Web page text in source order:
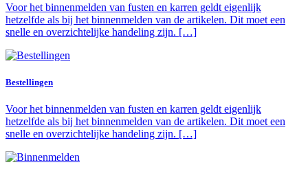
Voor het binnenmelden van fusten en karren geldt eigenlijk
hetzelfde als bij het binnenmelden van de artikelen. Dit moet een
snelle en overzichtelijke handeling zijn. […]
Bestellingen
Voor het binnenmelden van fusten en karren geldt eigenlijk
hetzelfde als bij het binnenmelden van de artikelen. Dit moet een
snelle en overzichtelijke handeling zijn. […]